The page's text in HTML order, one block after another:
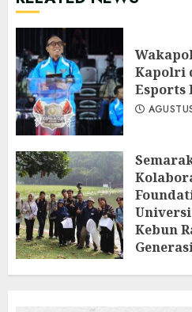
Kapolri
Esports
Kebun